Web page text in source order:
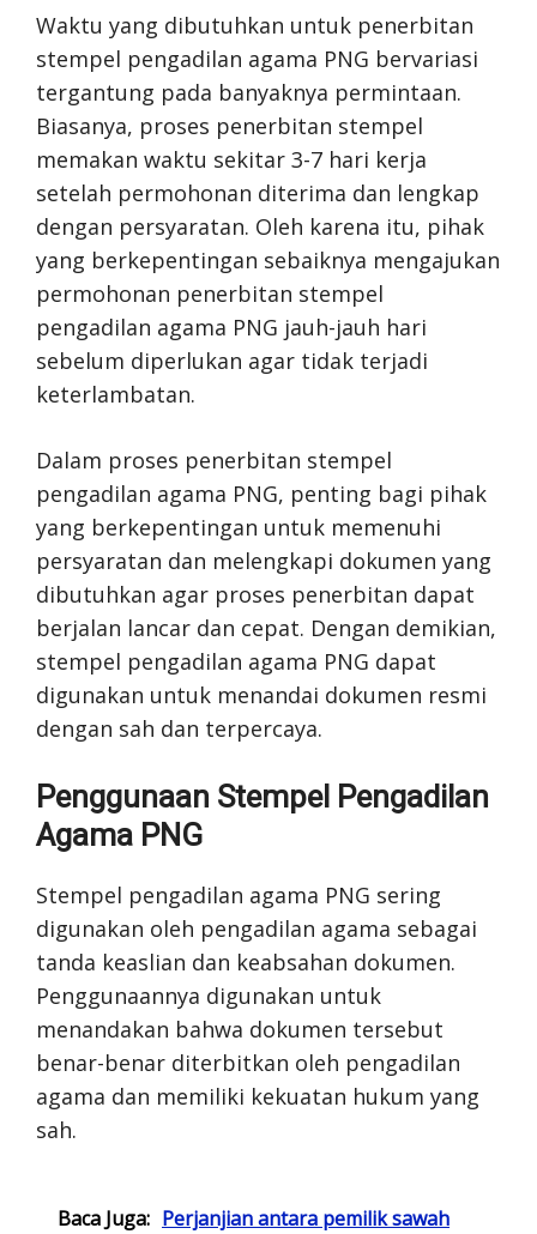
Waktu yang dibutuhkan untuk penerbitan
stempel pengadilan agama PNG bervariasi
tergantung pada banyaknya permintaan.
Biasanya, proses penerbitan stempel
memakan waktu sekitar 3-7 hari kerja
setelah permohonan diterima dan lengkap
dengan persyaratan. Oleh karena itu, pihak
yang berkepentingan sebaiknya mengajukan
permohonan penerbitan stempel
pengadilan agama PNG jauh-jauh hari
sebelum diperlukan agar tidak terjadi
keterlambatan.
Dalam proses penerbitan stempel
pengadilan agama PNG, penting bagi pihak
yang berkepentingan untuk memenuhi
persyaratan dan melengkapi dokumen yang
dibutuhkan agar proses penerbitan dapat
berjalan lancar dan cepat. Dengan demikian,
stempel pengadilan agama PNG dapat
digunakan untuk menandai dokumen resmi
dengan sah dan terpercaya.
Penggunaan Stempel Pengadilan
Agama PNG
Stempel pengadilan agama PNG sering
digunakan oleh pengadilan agama sebagai
tanda keaslian dan keabsahan dokumen.
Penggunaannya digunakan untuk
menandakan bahwa dokumen tersebut
benar-benar diterbitkan oleh pengadilan
agama dan memiliki kekuatan hukum yang
sah.
Baca Juga: Perjanjian antara pemilik sawah